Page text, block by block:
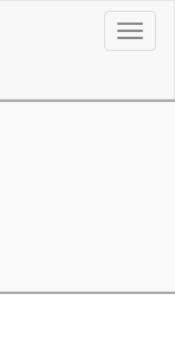
切
换
航